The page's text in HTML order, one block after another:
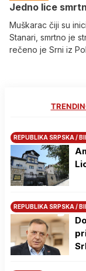
Јedno lice
Muškarac čiji su
Stanari, smrtno je
rečeno je Srni iz
REPUBLIKA SRPSKA /
REPUBLIKA SRPSKA /